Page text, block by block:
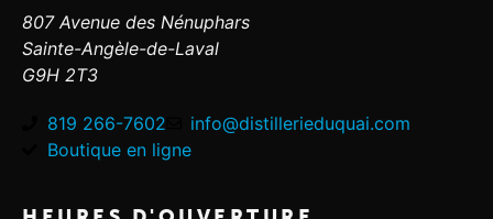
807 Avenue des Nénuphars
Sainte-Angèle-de-Laval
G9H 2T3
819 266-7602
info@distillerieduquai.com
Boutique en ligne